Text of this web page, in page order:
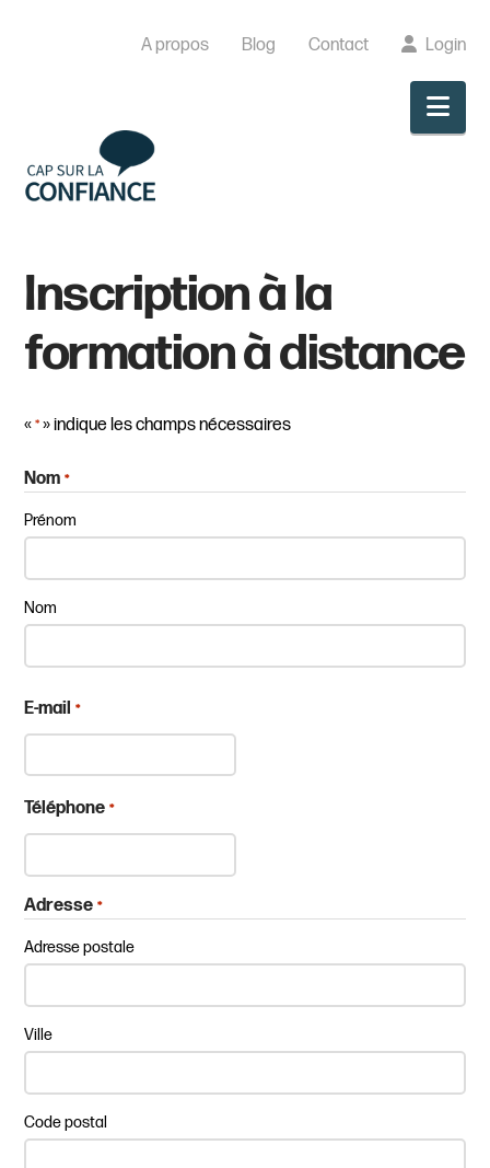
A propos Blog Contact Login
Inscription à la
formation à distance
«*» indique les champs nécessaires
Nom *
Prénom
Nom
E-mail *
Téléphone *
Adresse *
Adresse postale
Ville
Code postal